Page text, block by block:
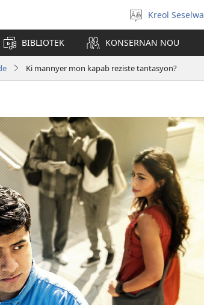
Swazir
en
langaz
Kreol Seselwa
BIBLIOTEK KONSERNAN NOU
Ki mannyer mon kapab reziste tantasyon?